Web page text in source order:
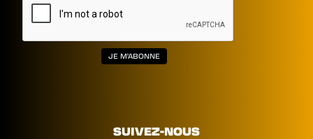
SUIVEZ-NOUS